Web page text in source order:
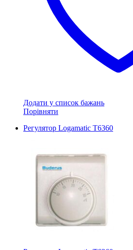
Додати у список бажань
Порівняти
Регулятор Logamatic T6360